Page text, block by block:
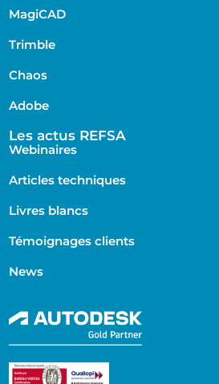
MagiCAD
Trimble
Chaos
Adobe
Les actus REFSA
Webinaires
Articles techniques
Livres blancs
Témoignages clients
News